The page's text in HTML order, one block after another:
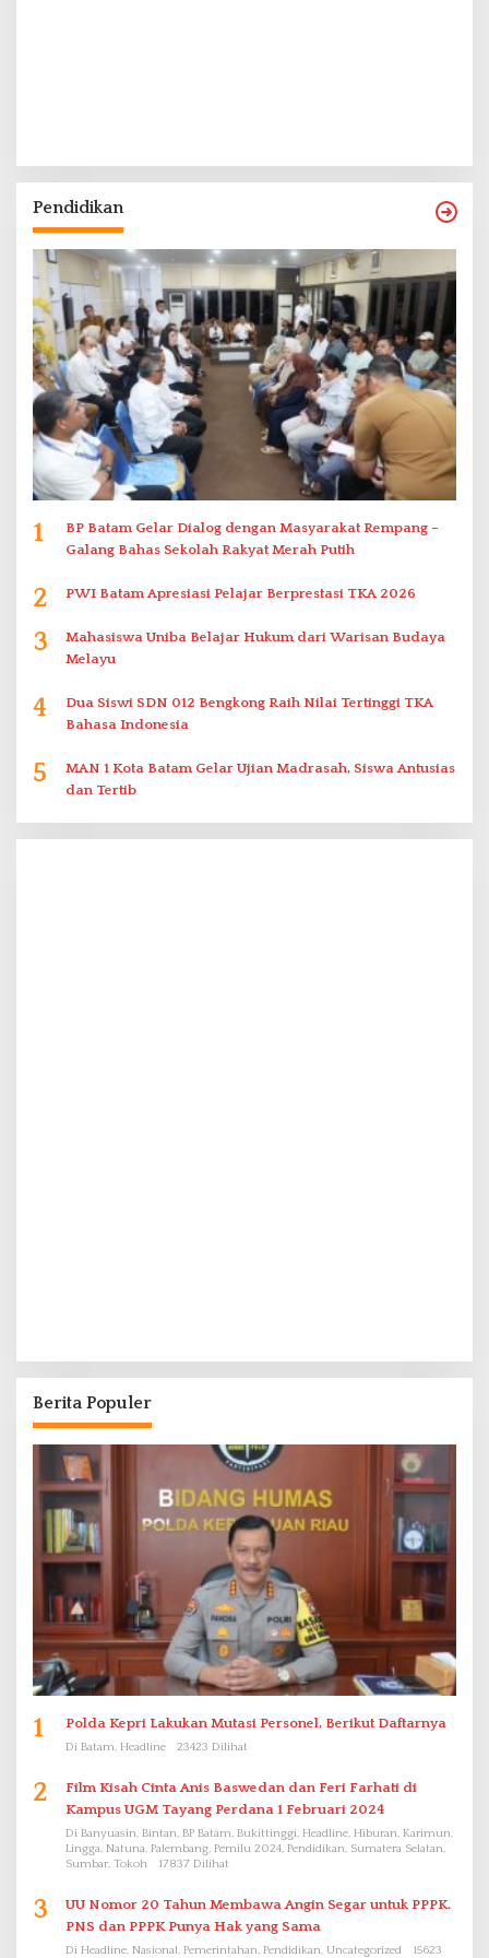
Pendidikan
1
BP Batam Gelar Dialog dengan Masyarakat Rempang –
Galang Bahas Sekolah Rakyat Merah Putih
2 PWI Batam Apresiasi Pelajar Berprestasi TKA 2026
3
Mahasiswa Uniba Belajar Hukum dari Warisan Budaya
Melayu
4
Dua Siswi SDN 012 Bengkong Raih Nilai Tertinggi TKA
Bahasa Indonesia
5
MAN 1 Kota Batam Gelar Ujian Madrasah, Siswa Antusias
dan Tertib
Berita Populer
1 Polda Kepri Lakukan Mutasi Personel, Berikut Daftarnya
Di Batam, Headline 23423 Dilihat
2
Film Kisah Cinta Anis Baswedan dan Feri Farhati di
Kampus UGM Tayang Perdana 1 Februari 2024
Di Banyuasin, Bintan, BP Batam, Bukittinggi, Headline, Hiburan, Karimun,
Lingga, Natuna, Palembang, Pemilu 2024, Pendidikan, Sumatera Selatan,
Sumbar, Tokoh
17837 Dilihat
3
UU Nomor 20 Tahun Membawa Angin Segar untuk PPPK.
PNS dan PPPK Punya Hak yang Sama
Di Headline, Nasional, Pemerintahan, Pendidikan, Uncategorized
15623